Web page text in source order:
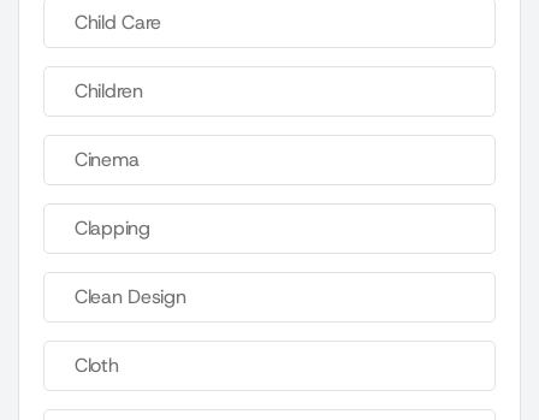
Child Care
Children
Cinema
Clapping
Clean Design
Cloth